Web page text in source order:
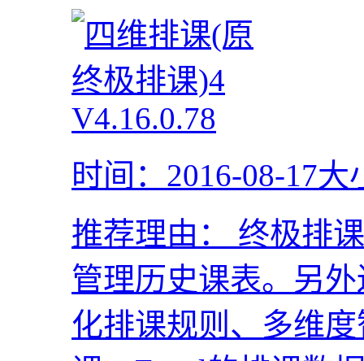
时间：2016-08-17大
推荐理由：
终极排
管理历史课表。另
化排课规则、多维